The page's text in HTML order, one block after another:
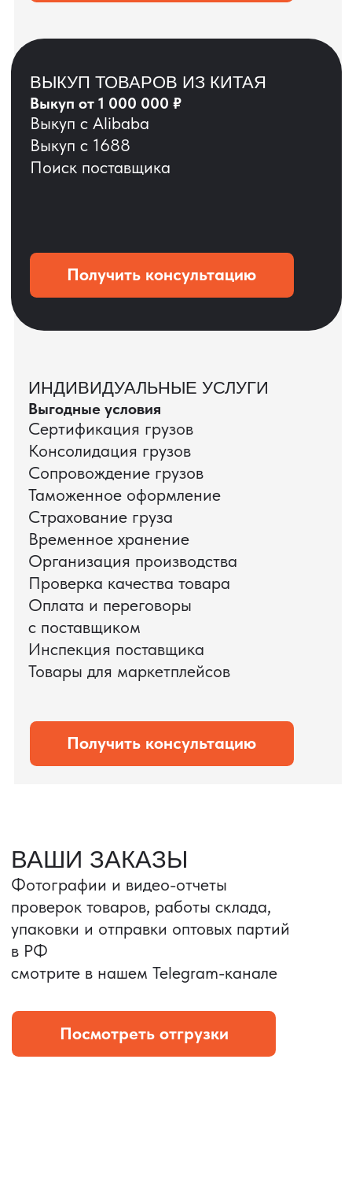
ОСТАВЬТЕ ЗАЯВКУ
Мы вернёмся с расчётом и фото после
технической проверки
Оставить заявку
КЕЙС ПАО «РОСТЕЛЕКОМ»
ПАО «Ростелеком» доверяет нам полный
цикл международных поставок — от
поиска и проверки поставщиков до
доставки оборудования.
Мы обеспечили полный цикл работ:
проверку продукции, логистику,
таможенное оформление и контроль
сроков. В результате все товары были
доставлены точно в срок и без
дополнительных рисков.
PRO TORG — проверенный партнёр по
международной логистике для ведущих
федеральных компаний.
Оставить заявку
Портативные колонки
Условия: Тираж 3100 шт.
Колонка с шнуром
зарядным, без коробки
и ложемента (эвы).
Условия: Тираж 5900 шт.
15w.
Комплект: устройство +
провод Type C.
КОНТРОЛЬ КАЧЕСТВА
Проверка по ТЗ включает: